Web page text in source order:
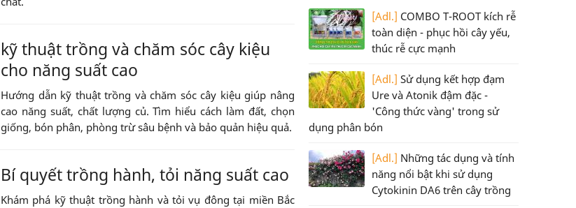
kỹ thuật trồng và chăm sóc cây kiệu
cho năng suất cao
Hướng dẫn kỹ thuật trồng và chăm sóc cây kiệu giúp nâng
cao năng suất, chất lượng củ. Tìm hiểu cách làm đất, chọn
giống, bón phân, phòng trừ sâu bệnh và bảo quản hiệu quả.
Bí quyết trồng hành, tỏi năng suất cao
Khám phá kỹ thuật trồng hành và tỏi vụ đông tại miền Bắc
[Adl.] COMBO T-ROOT kích rễ
toàn diện - phục hồi cây yếu,
thúc rễ cực mạnh
[Adl.] Sử dụng kết hợp đạm
Ure và Atonik đậm đặc -
'Công thức vàng' trong sử
dụng phân bón
[Adl.] Những tác dụng và tính
năng nổi bật khi sử dụng
Cytokinin DA6 trên cây trồng